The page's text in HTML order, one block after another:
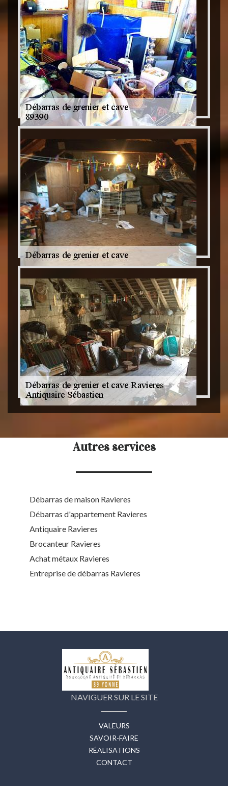
Autres services
Débarras de maison Ravieres
Débarras d'appartement Ravieres
Antiquaire Ravieres
Brocanteur Ravieres
Achat métaux Ravieres
Entreprise de débarras Ravieres
NAVIGUER SUR LE SITE
VALEURS
SAVOIR-FAIRE
RÉALISATIONS
CONTACT